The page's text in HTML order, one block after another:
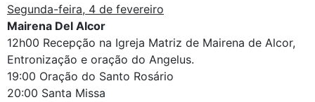
Segunda-feira, 4 de fevereiro
Mairena Del Alcor
12h00 Recepção na Igreja Matriz de Mairena de Alcor,
Entronização e oração do Angelus.
19:00 Oração do Santo Rosário
20:00 Santa Missa